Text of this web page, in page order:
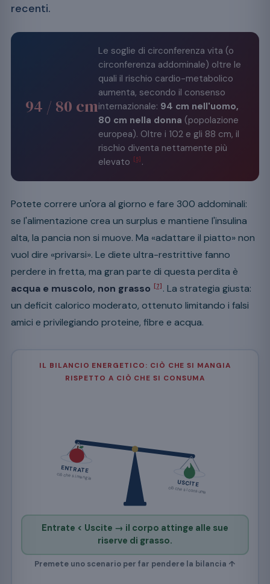
recenti.
94 / 80 cm
Le soglie di circonferenza vita (o
circonferenza addominale) oltre le
quali il rischio cardio-metabolico
aumenta, secondo il consenso
internazionale: 94 cm nell'uomo,
80 cm nella donna (popolazione
europea). Oltre i 102 e gli 88 cm, il
rischio diventa nettamente più
elevato
[5] .
Potete correre un'ora al giorno e fare 300 addominali:
se l'alimentazione crea un surplus e mantiene l'insulina
alta, la pancia non si muove. Ma «adattare il piatto» non
vuol dire «privarsi». Le diete ultra-restrittive fanno
perdere in fretta, ma gran parte di questa perdita è
acqua e muscolo, non grasso
[7] . La strategia giusta:
un deficit calorico moderato, ottenuto limitando i falsi
amici e privilegiando proteine, fibre e acqua.
IL BILANCIO ENERGETICO: CIÒ CHE SI MANGIA
RISPETTO A CIÒ CHE SI CONSUMA
ENTRATE
ciò che si mangia
USCITE
ciò che si consuma
Entrate < Uscite → il corpo attinge alle sue
riserve di grasso.
Premete uno scenario per far pendere la bilancia ↑